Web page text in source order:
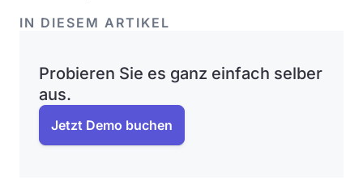
IN DIESEM ARTIKEL
Probieren Sie es ganz einfach selber
aus.
Jetzt Demo buchen